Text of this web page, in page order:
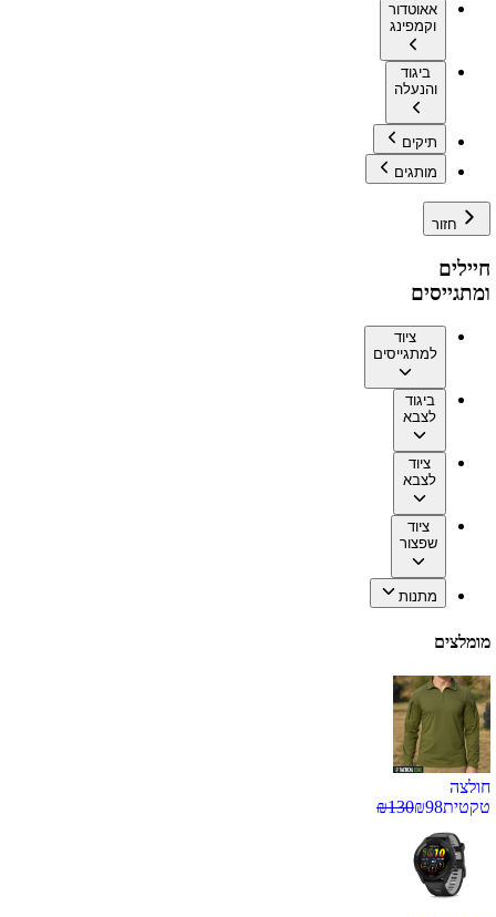
אאוטדור
וקמפינג
ביגוד
והנעלה
תיקים
מותגים
חזור
חיילים
ומתגייסים
ציוד
למתגייסים
ביגוד
לצבא
ציוד
לצבא
ציוד
שפצור
מתנות
מומלצים
חולצה
טקטית
₪98
₪130